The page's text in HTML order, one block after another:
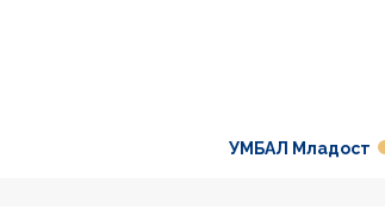
УМБАЛ Младост